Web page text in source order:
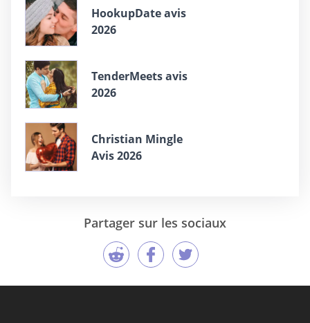
HookupDate avis
2026
TenderMeets avis
2026
Christian Mingle
Avis 2026
Partager sur les sociaux